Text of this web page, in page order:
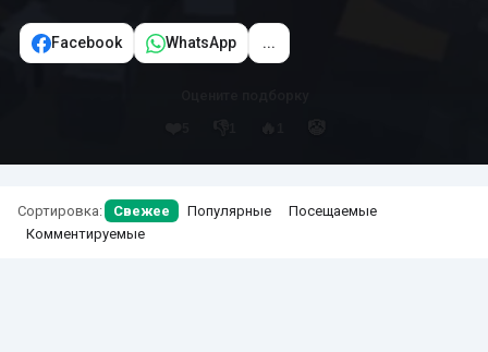
Facebook WhatsApp ...
Сортировка: Свежее Популярные
Посещаемые
Комментируемые